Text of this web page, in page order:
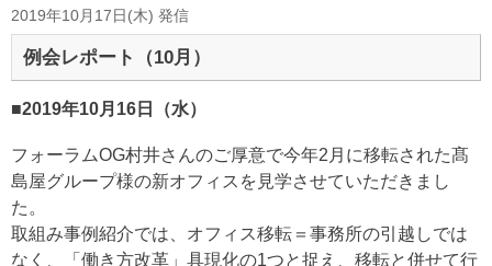
2019年10月17日(木) 発信
例会レポート（10月）
■2019年10月16日（水）
フォーラムOG村井さんのご厚意で今年2月に移転された髙
島屋グループ様の新オフィスを見学させていただきまし
た。
取組み事例紹介では、オフィス移転＝事務所の引越しでは
なく、「働き方改革」具現化の1つと捉え、移転と併せて行